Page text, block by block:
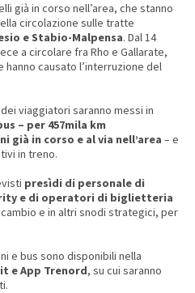
già in corso nell’area, che stanno
circolazione sulle tratte
e Stabio-Malpensa. Dal 14
a circolare fra Rho e Gallarate,
causato l’interruzione del
viaggiatori saranno messi in
– per 457mila km
in corso e al via nell’area – e
in treno.
presìdi di personale di
e di operatori di biglietteria
e in altri snodi strategici, per
e bus sono disponibili nella
e App Trenord, su cui saranno